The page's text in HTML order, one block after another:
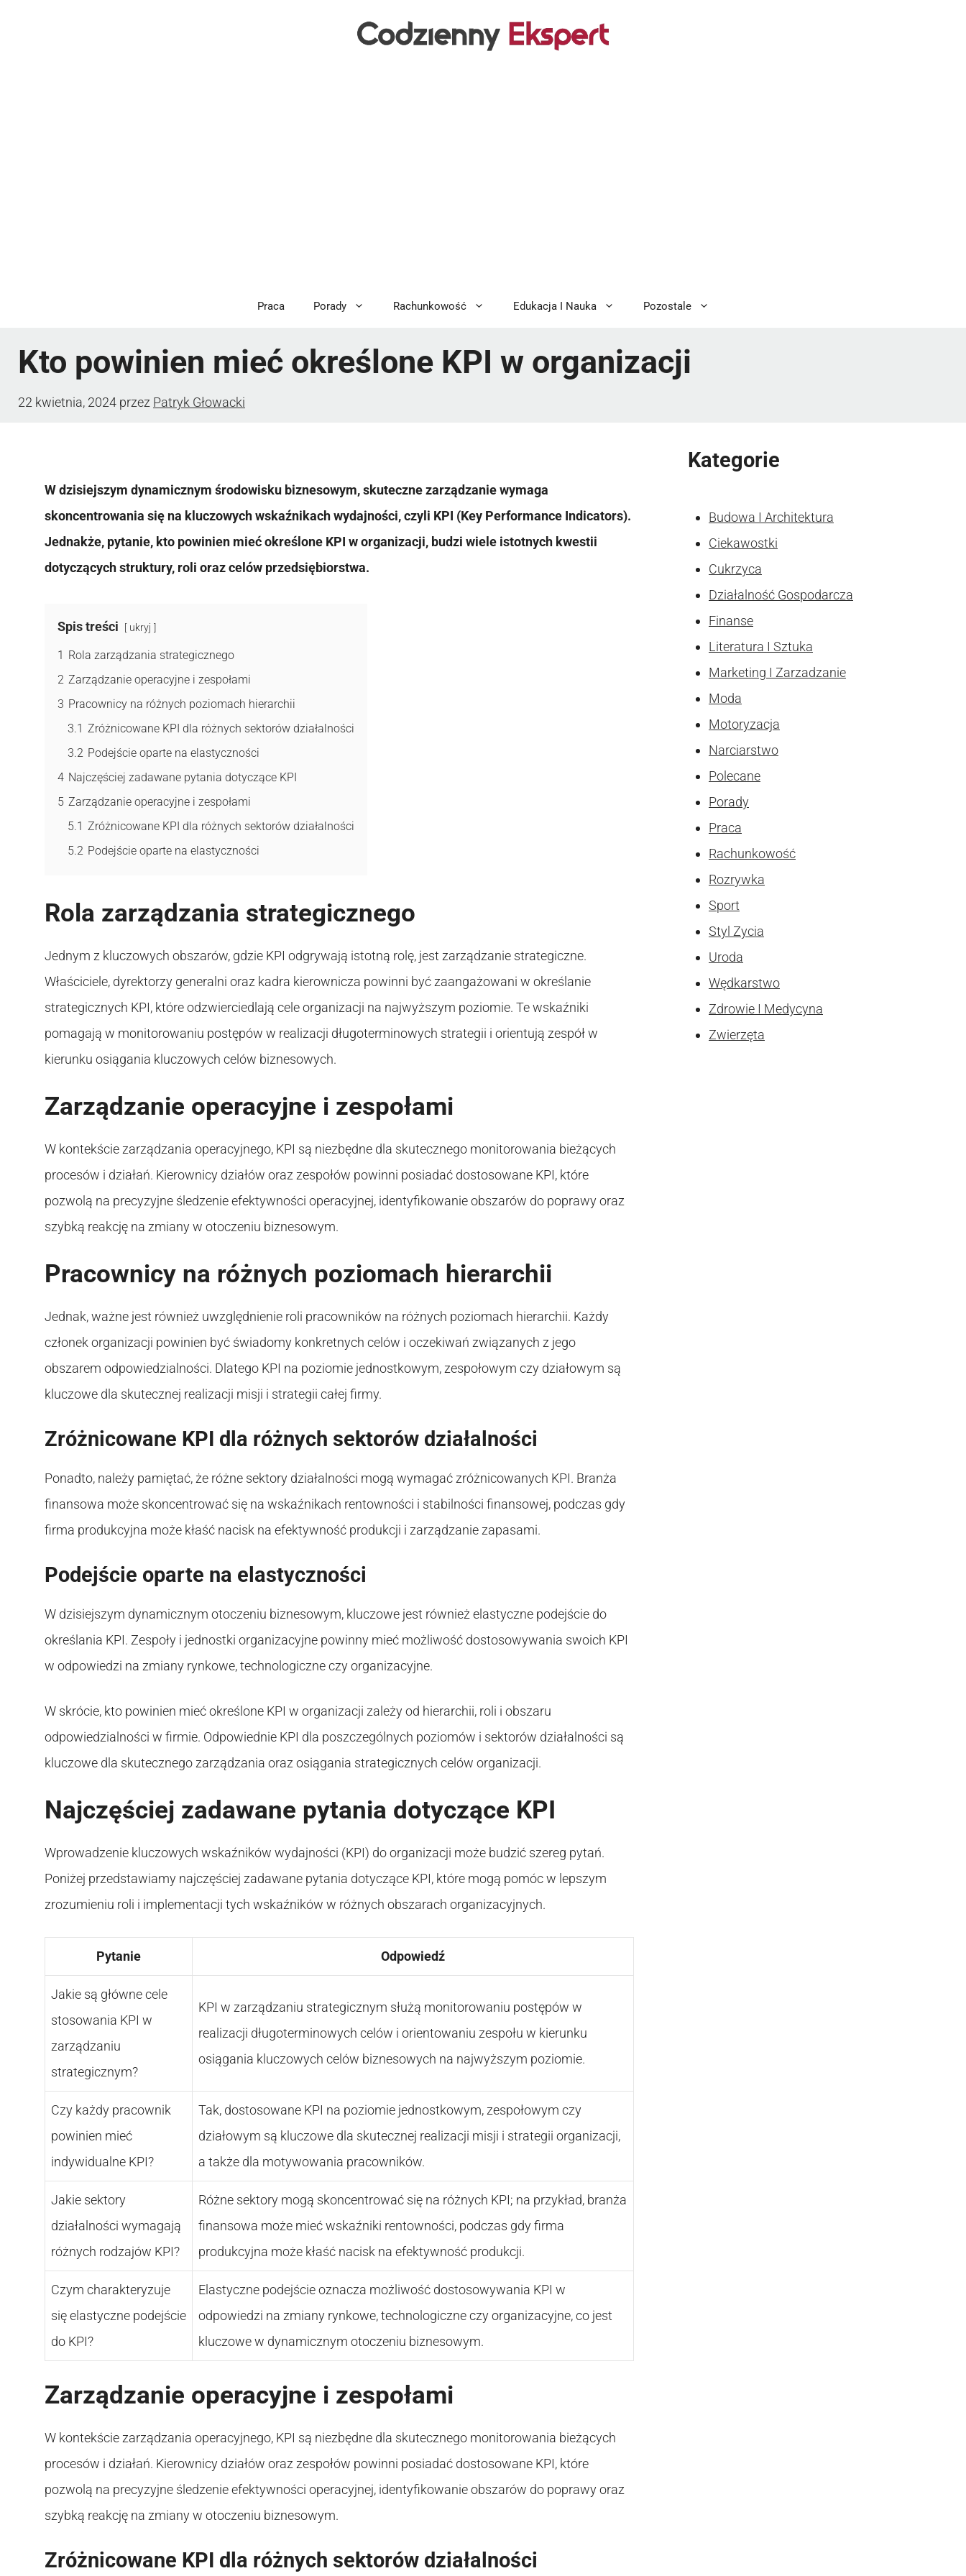
Praca Porady Rachunkowość Edukacja I Nauka Pozostale
Kto powinien mieć określone KPI w organizacji
22 kwietnia, 2024 przez Patryk Głowacki
W dzisiejszym dynamicznym środowisku biznesowym, skuteczne zarządzanie wymaga
skoncentrowania się na kluczowych wskaźnikach wydajności, czyli KPI (Key Performance Indicators).
Jednakże, pytanie, kto powinien mieć określone KPI w organizacji, budzi wiele istotnych kwestii
dotyczących struktury, roli oraz celów przedsiębiorstwa.
Spis treści ukryj
1 Rola zarządzania strategicznego
2 Zarządzanie operacyjne i zespołami
3 Pracownicy na różnych poziomach hierarchii
3.1 Zróżnicowane KPI dla różnych sektorów działalności
3.2 Podejście oparte na elastyczności
4 Najczęściej zadawane pytania dotyczące KPI
5 Zarządzanie operacyjne i zespołami
5.1 Zróżnicowane KPI dla różnych sektorów działalności
5.2 Podejście oparte na elastyczności
Rola zarządzania strategicznego
Jednym z kluczowych obszarów, gdzie KPI odgrywają istotną rolę, jest zarządzanie strategiczne.
Właściciele, dyrektorzy generalni oraz kadra kierownicza powinni być zaangażowani w określanie
strategicznych KPI, które odzwierciedlają cele organizacji na najwyższym poziomie. Te wskaźniki
pomagają w monitorowaniu postępów w realizacji długoterminowych strategii i orientują zespół w
kierunku osiągania kluczowych celów biznesowych.
Zarządzanie operacyjne i zespołami
W kontekście zarządzania operacyjnego, KPI są niezbędne dla skutecznego monitorowania bieżących
procesów i działań. Kierownicy działów oraz zespołów powinni posiadać dostosowane KPI, które
pozwolą na precyzyjne śledzenie efektywności operacyjnej, identyfikowanie obszarów do poprawy oraz
szybką reakcję na zmiany w otoczeniu biznesowym.
Pracownicy na różnych poziomach hierarchii
Jednak, ważne jest również uwzględnienie roli pracowników na różnych poziomach hierarchii. Każdy
członek organizacji powinien być świadomy konkretnych celów i oczekiwań związanych z jego
obszarem odpowiedzialności. Dlatego KPI na poziomie jednostkowym, zespołowym czy działowym są
kluczowe dla skutecznej realizacji misji i strategii całej firmy.
Zróżnicowane KPI dla różnych sektorów działalności
Ponadto, należy pamiętać, że różne sektory działalności mogą wymagać zróżnicowanych KPI. Branża
finansowa może skoncentrować się na wskaźnikach rentowności i stabilności finansowej, podczas gdy
firma produkcyjna może kłaść nacisk na efektywność produkcji i zarządzanie zapasami.
Podejście oparte na elastyczności
W dzisiejszym dynamicznym otoczeniu biznesowym, kluczowe jest również elastyczne podejście do
określania KPI. Zespoły i jednostki organizacyjne powinny mieć możliwość dostosowywania swoich KPI
w odpowiedzi na zmiany rynkowe, technologiczne czy organizacyjne.
W skrócie, kto powinien mieć określone KPI w organizacji zależy od hierarchii, roli i obszaru
odpowiedzialności w firmie. Odpowiednie KPI dla poszczególnych poziomów i sektorów działalności są
kluczowe dla skutecznego zarządzania oraz osiągania strategicznych celów organizacji.
Najczęściej zadawane pytania dotyczące KPI
Wprowadzenie kluczowych wskaźników wydajności (KPI) do organizacji może budzić szereg pytań.
Poniżej przedstawiamy najczęściej zadawane pytania dotyczące KPI, które mogą pomóc w lepszym
zrozumieniu roli i implementacji tych wskaźników w różnych obszarach organizacyjnych.
Pytanie Odpowiedź
Jakie są główne cele
stosowania KPI w
zarządzaniu
strategicznym?
KPI w zarządzaniu strategicznym służą monitorowaniu postępów w
realizacji długoterminowych celów i orientowaniu zespołu w kierunku
osiągania kluczowych celów biznesowych na najwyższym poziomie.
Czy każdy pracownik
powinien mieć
indywidualne KPI?
Tak, dostosowane KPI na poziomie jednostkowym, zespołowym czy
działowym są kluczowe dla skutecznej realizacji misji i strategii organizacji,
a także dla motywowania pracowników.
Jakie sektory
działalności wymagają
różnych rodzajów KPI?
Różne sektory mogą skoncentrować się na różnych KPI; na przykład, branża
finansowa może mieć wskaźniki rentowności, podczas gdy firma
produkcyjna może kłaść nacisk na efektywność produkcji.
Czym charakteryzuje
się elastyczne podejście
do KPI?
Elastyczne podejście oznacza możliwość dostosowywania KPI w
odpowiedzi na zmiany rynkowe, technologiczne czy organizacyjne, co jest
kluczowe w dynamicznym otoczeniu biznesowym.
Zarządzanie operacyjne i zespołami
W kontekście zarządzania operacyjnego, KPI są niezbędne dla skutecznego monitorowania bieżących
procesów i działań. Kierownicy działów oraz zespołów powinni posiadać dostosowane KPI, które
pozwolą na precyzyjne śledzenie efektywności operacyjnej, identyfikowanie obszarów do poprawy oraz
szybką reakcję na zmiany w otoczeniu biznesowym.
Zróżnicowane KPI dla różnych sektorów działalności
Kategorie
Budowa I Architektura
Ciekawostki
Cukrzyca
Działalność Gospodarcza
Finanse
Literatura I Sztuka
Marketing I Zarzadzanie
Moda
Motoryzacja
Narciarstwo
Polecane
Porady
Praca
Rachunkowość
Rozrywka
Sport
Styl Zycia
Uroda
Wędkarstwo
Zdrowie I Medycyna
Zwierzęta